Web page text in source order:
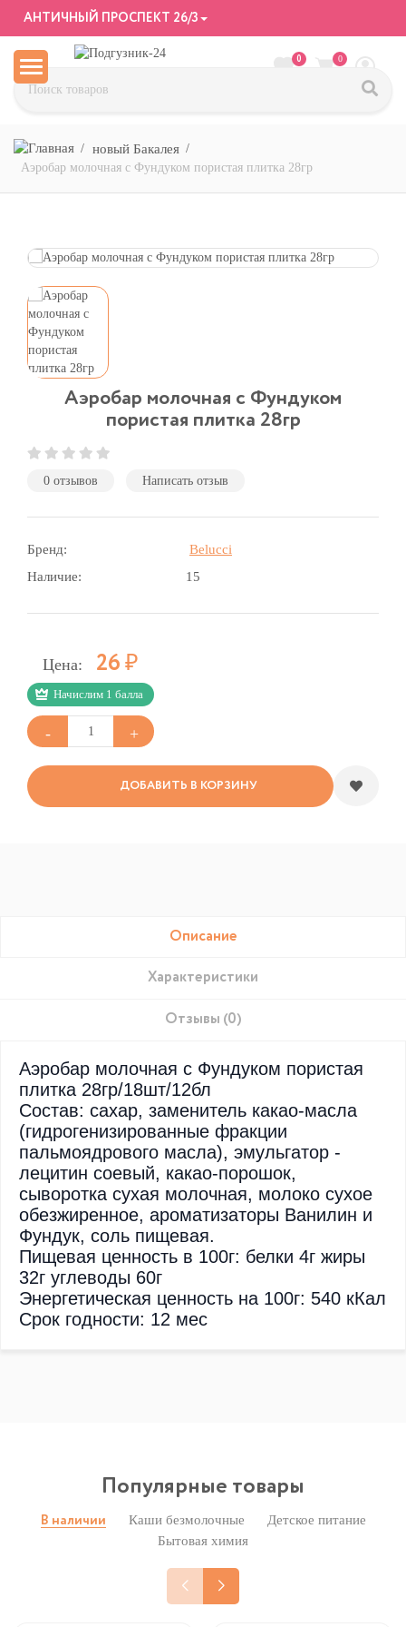
АНТИЧНЫЙ ПРОСПЕКТ 26/3
0 0
новый Бакалея
Аэробар молочная с Фундуком пористая плитка 28гр
Аэробар молочная с Фундуком
пористая плитка 28гр
0 отзывов Написать отзыв
Бренд:
Belucci
Наличие:
15
Цена: 26
Начислим 1 балла
ДОБАВИТЬ В КОРЗИНУ
Описание
Характеристики
Отзывы (0)
Аэробар молочная с Фундуком пористая
плитка 28гр/18шт/12бл
Состав: сахар, заменитель какао-масла
(гидрогенизированные фракции
пальмоядрового масла), эмульгатор -
лецитин соевый, какао-порошок,
сыворотка сухая молочная, молоко сухое
обезжиренное, ароматизаторы Ванилин и
Фундук, соль пищевая.
Пищевая ценность в 100г: белки 4г жиры
32г углеводы 60г
Энергетическая ценность на 100г: 540 кКал
Срок годности: 12 мес
Популярные товары
В наличии Каши безмолочные
Детское питание
Бытовая химия